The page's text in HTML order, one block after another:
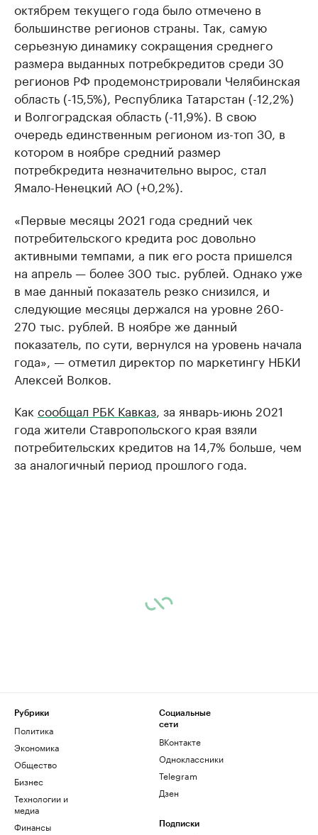
октябрем текущего года было отмечено в
большинстве регионов страны. Так, самую
серьезную динамику сокращения среднего
размера выданных потребкредитов среди 30
регионов РФ продемонстрировали Челябинская
область (-15,5%), Республика Татарстан (-12,2%)
и Волгоградская область (-11,9%). В свою
очередь единственным регионом из-топ 30, в
котором в ноябре средний размер
потребкредита незначительно вырос, стал
Ямало-Ненецкий АО (+0,2%).
«Первые месяцы 2021 года средний чек
потребительского кредита рос довольно
активными темпами, а пик его роста пришелся
на апрель — более 300 тыс. рублей. Однако уже
в мае данный показатель резко снизился, и
следующие месяцы держался на уровне 260-
270 тыс. рублей. В ноябре же данный
показатель, по сути, вернулся на уровень начала
года», — отметил директор по маркетингу НБКИ
Алексей Волков.
Как сообщал РБК Кавказ , за январь-июнь 2021
года жители Ставропольского края взяли
потребительских кредитов на 14,7% больше, чем
за аналогичный период прошлого года.
Рубрики
Политика
Экономика
Общество
Бизнес
Технологии и
медиа
Финансы
Социальные
сети
ВКонтакте
Одноклассники
Telegram
Дзен
Подписки